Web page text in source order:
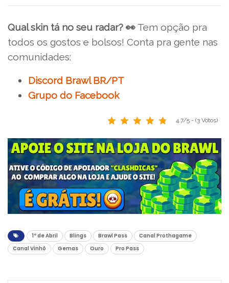
Qual skin tá no seu radar? 👀 Tem opção pra
todos os gostos e bolsos! Conta pra gente nas
comunidades:
Discord Brawl BR/PT
Grupo do Facebook
4.7/5 - (3 Votos)
1º de Abril Blings Brawl Pass
Canal Prothagame
Canal Vinhô
Gemas Ouro Pro Pass